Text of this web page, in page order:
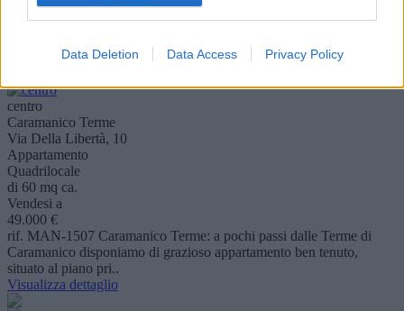
Data Deletion Data Access Privacy Policy
SCAFA: Vi proponiamo in vendita, in Via I Maggio, una graziosa
Visualizza dettaglio
centro
Caramanico Terme
Via Della Libertà, 10
Appartamento
Quadrilocale
di 60 mq ca.
Vendesi a
49.000 €
rif. MAN-1507 Caramanico Terme: a pochi passi dalle Terme di
Caramanico disponiamo di grazioso appartamento ben tenuto,
situato al piano pri..
Visualizza dettaglio